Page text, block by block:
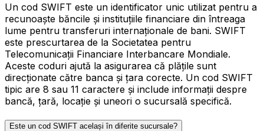
Un cod SWIFT este un identificator unic utilizat pentru a
recunoaște băncile și instituțiile financiare din întreaga
lume pentru transferuri internaționale de bani. SWIFT
este prescurtarea de la Societatea pentru
Telecomunicații Financiare Interbancare Mondiale.
Aceste coduri ajută la asigurarea că plățile sunt
direcționate către banca și țara corecte. Un cod SWIFT
tipic are 8 sau 11 caractere și include informații despre
bancă, țară, locație și uneori o sucursală specifică.
Este un cod SWIFT același în diferite sucursale?